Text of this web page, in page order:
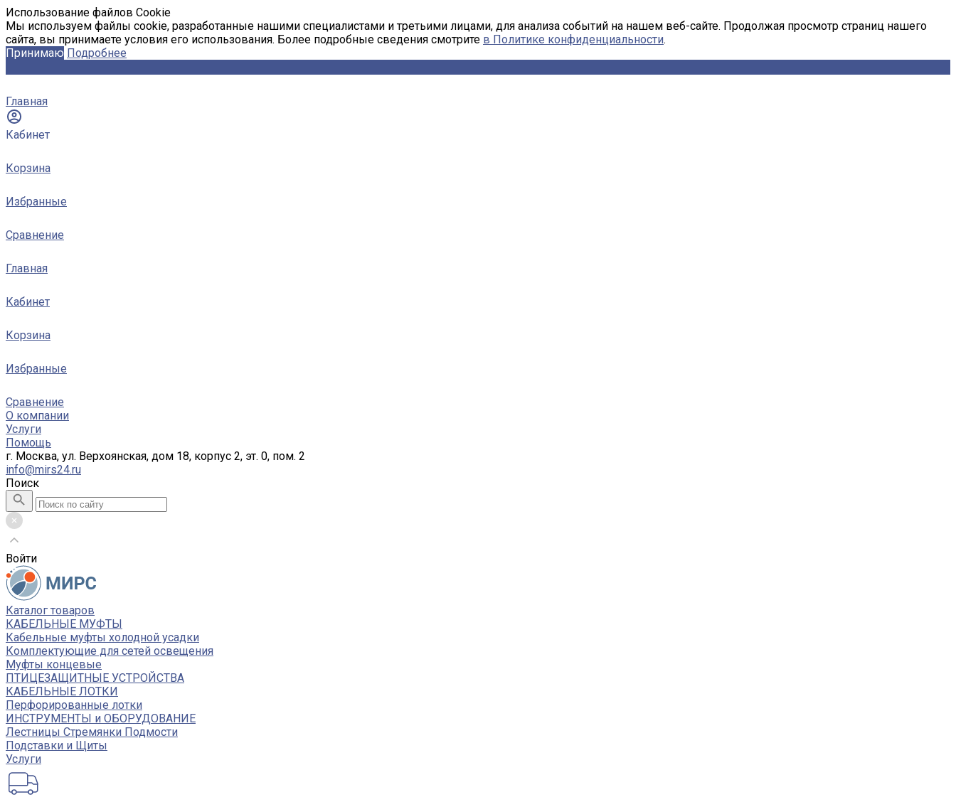
Использование файлов Cookie
Мы используем файлы cookie, разработанные нашими специалистами и третьими лицами, для анализа событий на нашем веб-сайте. Продолжая просмотр страниц нашего
сайта, вы принимаете условия его использования. Более подробные сведения смотрите в Политике конфиденциальности.
Принимаю Подробнее
Главная
Кабинет
Корзина
Избранные
Сравнение
Главная
Кабинет
Корзина
Избранные
Сравнение
О компании
Услуги
Помощь
г. Москва, ул. Верхоянская, дом 18, корпус 2, эт. 0, пом. 2
info@mirs24.ru
Поиск
Войти
Каталог товаров
КАБЕЛЬНЫЕ МУФТЫ
Кабельные муфты холодной усадки
Комплектующие для сетей освещения
Муфты концевые
ПТИЦЕЗАЩИТНЫЕ УСТРОЙСТВА
КАБЕЛЬНЫЕ ЛОТКИ
Перфорированные лотки
ИНСТРУМЕНТЫ и ОБОРУДОВАНИЕ
Лестницы Стремянки Подмости
Подставки и Щиты
Услуги